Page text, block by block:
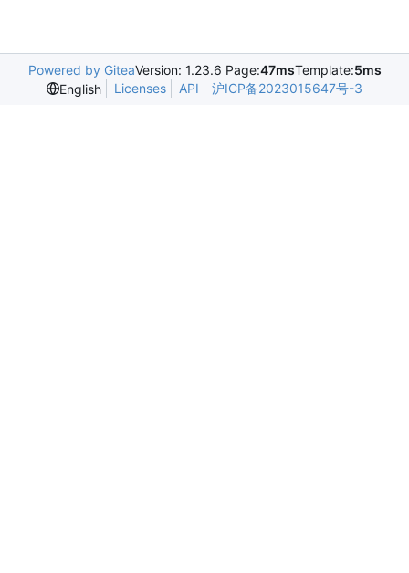
Powered by GiteaVersion: 1.23.6 Page:47msTemplate:5ms
English
Licenses API 沪ICP备2023015647号-3